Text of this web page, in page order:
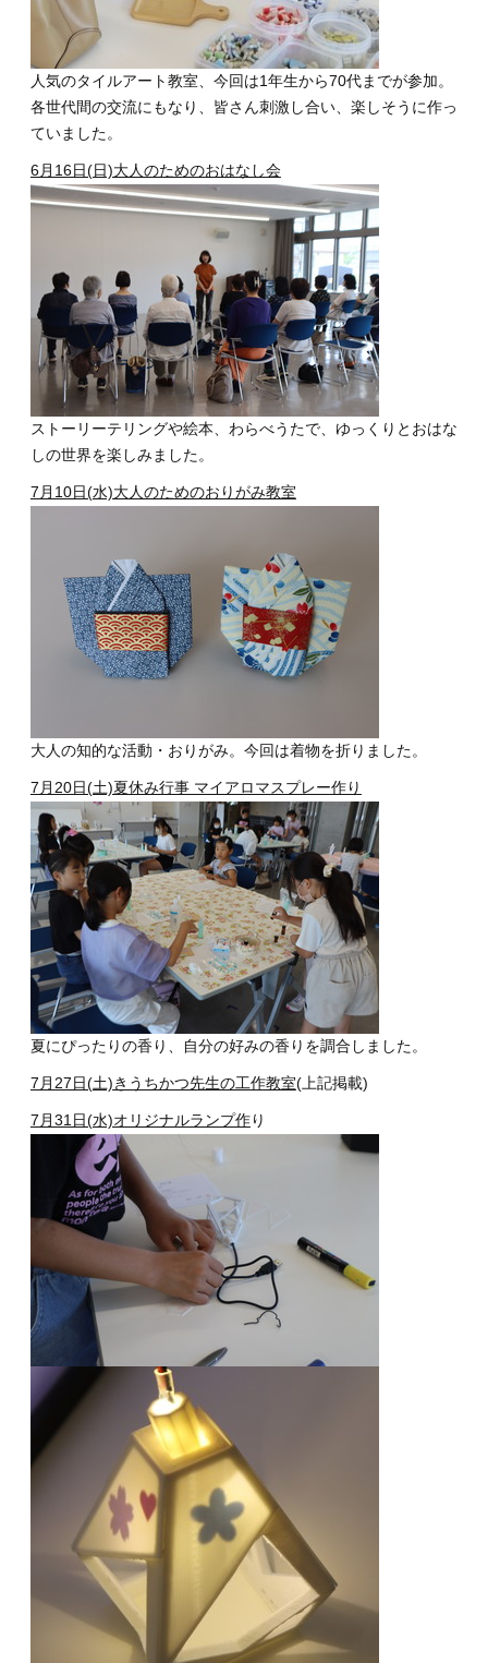
人気のタイルアート教室、今回は1年生から70代までが参加。
各世代間の交流にもなり、皆さん刺激し合い、楽しそうに作っ
ていました。
6月16日(日)大人のためのおはなし会
ストーリーテリングや絵本、わらべうたで、ゆっくりとおはな
しの世界を楽しみました。
7月10日(水)大人のためのおりがみ教室
大人の知的な活動・おりがみ。今回は着物を折りました。
7月20日(土)夏休み行事 マイアロマスプレー作り
夏にぴったりの香り、自分の好みの香りを調合しました。
7月27日(土)きうちかつ先生の工作教室(上記掲載)
7月31日(水)オリジナルランプ作り